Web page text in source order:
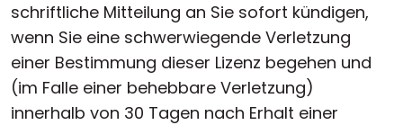
schriftliche Mitteilung an Sie sofort kündigen,
wenn Sie eine schwerwiegende Verletzung
einer Bestimmung dieser Lizenz begehen und
(im Falle einer behebbare Verletzung)
innerhalb von 30 Tagen nach Erhalt einer